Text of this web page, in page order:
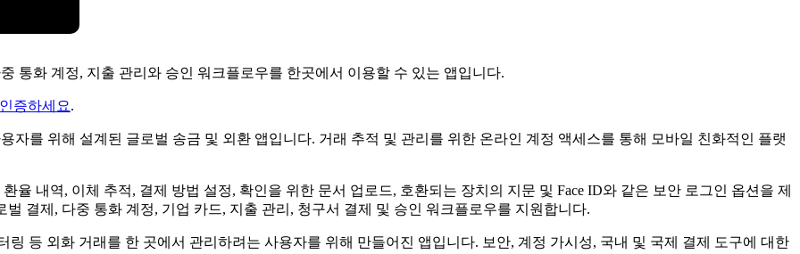
통화 계정, 지출 관리와 승인 워크플로우를 한곳에서 이용할 수 있는 앱입니다.
증하세요.
자를 위해 설계된 글로벌 송금 및 외환 앱입니다. 거래 추적 및 관리를 위한 온라인 계정 액세스를 통해 모바일 친화적인 플랫
율 내역, 이체 추적, 결제 방법 설정, 확인을 위한 문서 업로드, 호환되는 장치의 지문 및 Face ID와 같은 보안 로그인 옵션을 제
결제, 다중 통화 계정, 기업 카드, 지출 관리, 청구서 결제 및 승인 워크플로우를 지원합니다.
등 외화 거래를 한 곳에서 관리하려는 사용자를 위해 만들어진 앱입니다. 보안, 계정 가시성, 국내 및 국제 결제 도구에 대한